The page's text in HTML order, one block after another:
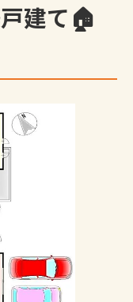
建て🏠